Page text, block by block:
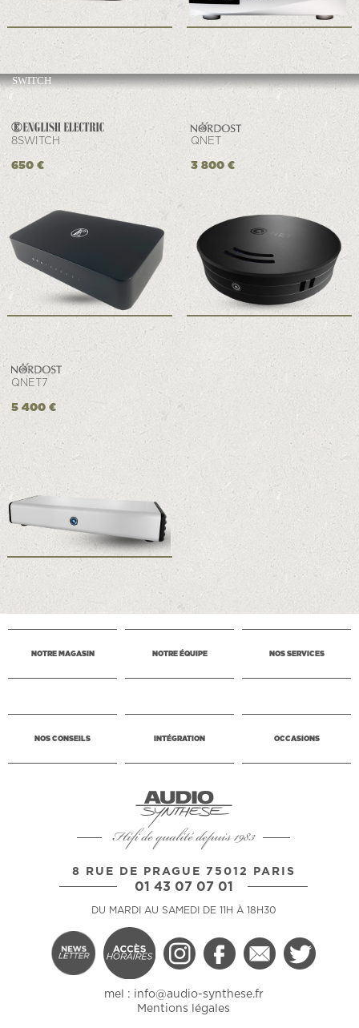
SWITCH
8SWITCH
650 €
QNET
3 800 €
QNET7
5 400 €
NOTRE MAGASIN NOTRE ÉQUIPE NOS SERVICES
NOS CONSEILS INTÉGRATION OCCASIONS
Hifi de qualité depuis 1983
8 RUE DE PRAGUE 75012 PARIS
01 43 07 07 01
DU MARDI AU SAMEDI DE 11H À 18H30
mel : info@audio-synthese.fr
Mentions légales